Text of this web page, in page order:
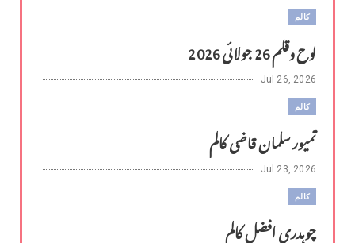
کالم
لوح وقلم 26 جولائی 2026
Jul 26, 2026
کالم
تمیور سلمان قاضی کالم
Jul 23, 2026
کالم
چوہدری افضل کالم